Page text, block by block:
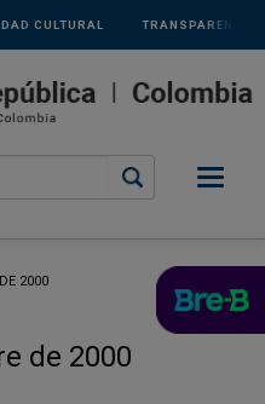
CULTURAL TRANSPARENCIA
2000
de 2000